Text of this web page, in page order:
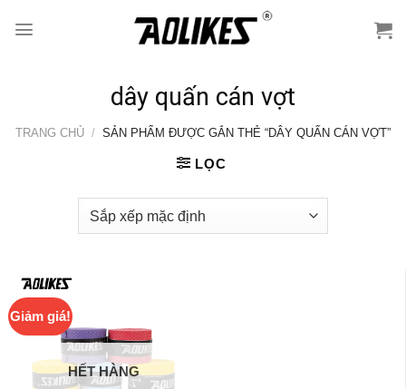
dây quấn cán vợt
TRANG CHỦ / SẢN PHẨM ĐƯỢC GẮN THẺ “DÂY QUẤN CÁN VỢT”
LỌC
Giảm giá!
HẾT HÀNG